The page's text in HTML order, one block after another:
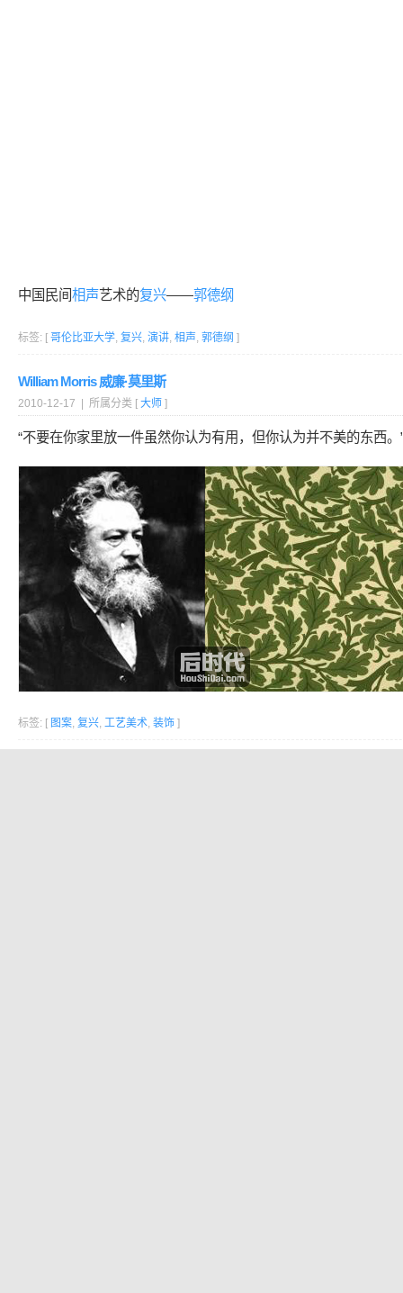
中国民间 相声艺术的复兴——郭德纲
标签: [ 哥伦比亚大学, 复兴, 演讲, 相声, 郭德纲 ]
William Morris 威廉·莫里斯
2010-12-17 | 所属分类 [ 大师 ]
“不要在你家里放一件虽然你认为有用，但你认为并不美的东西。
标签: [ 图案, 复兴, 工艺美术, 装饰 ]